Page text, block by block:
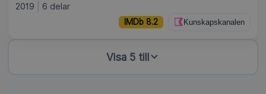
2019 6 delar
IMDb 8.2 Kunskapskanalen
Visa 5 till